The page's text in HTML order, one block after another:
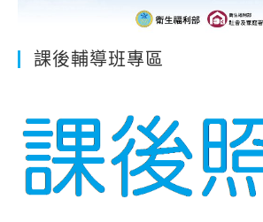
課後輔導班專區